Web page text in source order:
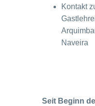
Kontakt
Naveira
Seit Beginn